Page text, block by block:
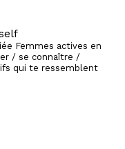
Femmes actives en
/ se connaître /
qui te ressemblent